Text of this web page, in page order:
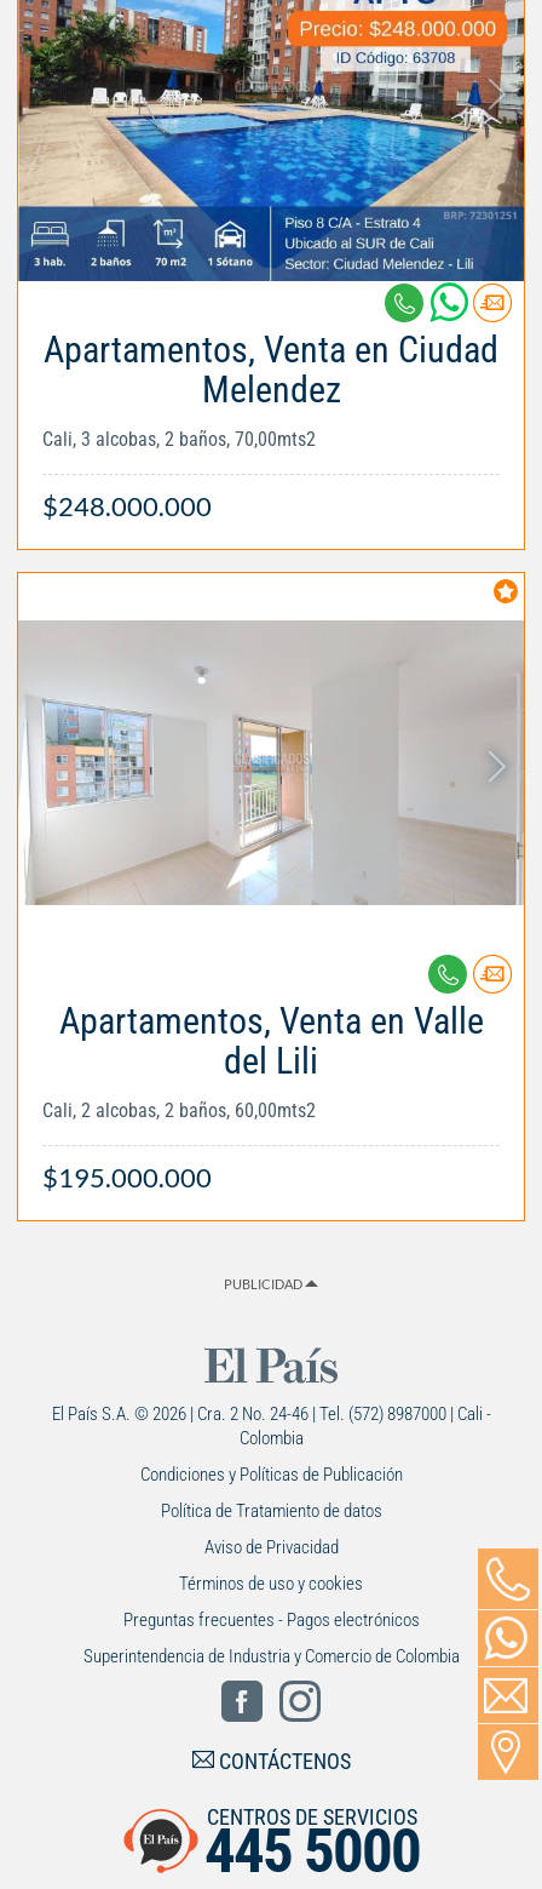
Apartamentos, Venta en Ciudad
Melendez
Cali, 3 alcobas, 2 baños, 70,00mts2
$248.000.000
Apartamentos, Venta en Valle
del Lili
Cali, 2 alcobas, 2 baños, 60,00mts2
$195.000.000
PUBLICIDAD
El País S.A. © 2026 | Cra. 2 No. 24-46 | Tel. (572) 8987000 | Cali -
Colombia
Condiciones y Políticas de Publicación
Política de Tratamiento de datos
Aviso de Privacidad
Términos de uso y cookies
Preguntas frecuentes - Pagos electrónicos
Superintendencia de Industria y Comercio de Colombia
CONTÁCTENOS
CENTROS DE SERVICIOS
445 5000